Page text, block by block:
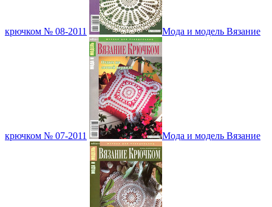
крючком № 08-2011 Мода и модель Вязание
крючком № 07-2011 Мода и модель Вязание